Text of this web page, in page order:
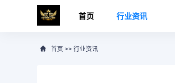
首页 行业资讯
首页 >> 行业资讯